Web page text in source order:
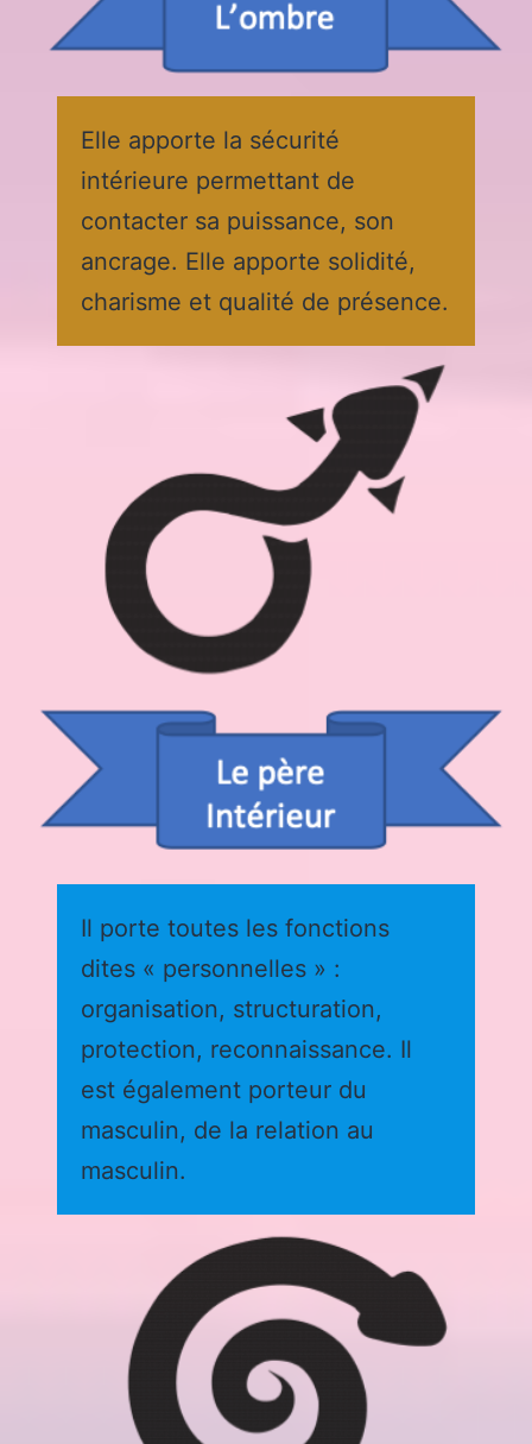
Elle apporte la sécurité
intérieure permettant de
contacter sa puissance, son
ancrage. Elle apporte solidité,
charisme et qualité de présence.
Il porte toutes les fonctions
dites « personnelles » :
organisation, structuration,
protection, reconnaissance. Il
est également porteur du
masculin, de la relation au
masculin.